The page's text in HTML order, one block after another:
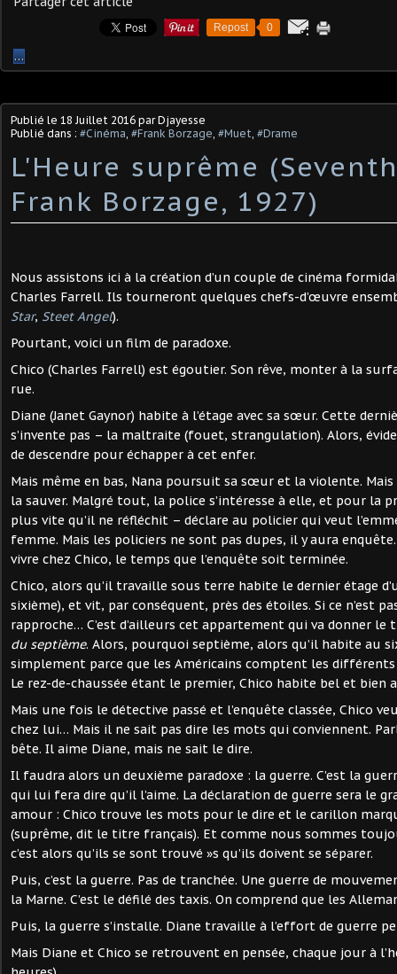
Repost 0
…
Publié le 18 Juillet 2016 par Djayesse
Publié dans : #Cinéma #Frank Borzage #Muet #Drame
L'Heure suprême
Frank Borzage, 1927)
Nous assistons ici à la création d’un couple de cinéma
Charles Farrell. Ils tourneront quelques chefs-d’œuvre
Star, Steet Angel).
Pourtant, voici un film de paradoxe.
Chico (Charles Farrell) est égoutier. Son rêve, monter à la
rue.
Diane (Janet Gaynor) habite à l’étage avec sa sœur. Cette
s’invente pas – la maltraite (fouet, strangulation). Alors,
de descendre pour échapper à cet enfer.
Mais même en bas, Nana poursuit sa sœur et la violente. Mais
la sauver. Malgré tout, la police s’intéresse à elle, et pour la
plus vite qu’il ne réfléchit – déclare au policier qui veut
femme. Mais les policiers ne sont pas dupes, il y aura
vivre chez Chico, le temps que l’enquête soit terminée.
Chico, alors qu’il travaille sous terre habite le dernier étage
sixième), et vit, par conséquent, près des étoiles. Si ce n’est
rapproche… C’est d’ailleurs cet appartement qui va donner
du septième. Alors, pourquoi septième, alors qu’il habite au
simplement parce que les Américains comptent les différents
Le rez-de-chaussée étant le premier, Chico habite bel et bien
Mais une fois le détective passé et l’enquête classée, Chico
chez lui… Mais il ne sait pas dire les mots qui conviennent.
bête. Il aime Diane, mais ne sait le dire.
Il faudra alors un deuxième paradoxe : la guerre. C’est la
qui lui fera dire qu’il l’aime. La déclaration de guerre sera le
amour : Chico trouve les mots pour le dire et le carillon
(suprême, dit le titre français). Et comme nous sommes
c’est alors qu’ils se sont trouvé »s qu’ils doivent se séparer.
Puis, c’est la guerre. Pas de tranchée. Une guerre de
la Marne. C’est le défilé des taxis. On comprend que les
Puis, la guerre s’installe. Diane travaille à l’effort de guerre
Mais Diane et Chico se retrouvent en pensée, chaque jour à